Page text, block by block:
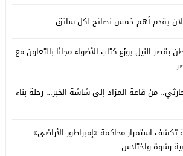
يقدم أهم خمس نصائح لكل سائق
النيل يوزّع كتاب الأضواء مجانًا بالتعاون مع
من قاعة المزاد إلى شاشة الخبر… رحلة بناء
استمرار محاكمة «إمبراطور الأراضى»
رشوة واختلاس